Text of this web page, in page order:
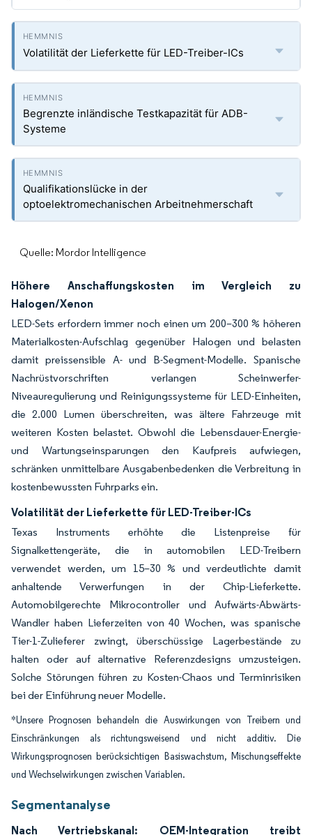
Volatilität der Lieferkette für LED-Treiber-ICs
Begrenzte inländische Testkapazität für ADB-
Systeme
Qualifikationslücke in der
optoelektromechanischen Arbeitnehmerschaft
Quelle: Mordor Intelligence
Höhere Anschaffungskosten im Vergleich zu
Halogen/Xenon
LED-Sets erfordern immer noch einen um 200–300 % höheren
Materialkosten-Aufschlag gegenüber Halogen und belasten
damit preissensible A- und B-Segment-Modelle. Spanische
Nachrüstvorschriften verlangen Scheinwerfer-
Niveauregulierung und Reinigungssysteme für LED-Einheiten,
die 2.000 Lumen überschreiten, was ältere Fahrzeuge mit
weiteren Kosten belastet. Obwohl die Lebensdauer-Energie-
und Wartungseinsparungen den Kaufpreis aufwiegen,
schränken unmittelbare Ausgabenbedenken die Verbreitung in
kostenbewussten Fuhrparks ein.
Volatilität der Lieferkette für LED-Treiber-ICs
Texas Instruments erhöhte die Listenpreise für
Signalkettengeräte, die in automobilen LED-Treibern
verwendet werden, um 15–30 % und verdeutlichte damit
anhaltende Verwerfungen in der Chip-Lieferkette.
Automobilgerechte Mikrocontroller und Aufwärts-Abwärts-
Wandler haben Lieferzeiten von 40 Wochen, was spanische
Tier-1-Zulieferer zwingt, überschüssige Lagerbestände zu
halten oder auf alternative Referenzdesigns umzusteigen.
Solche Störungen führen zu Kosten-Chaos und Terminrisiken
bei der Einführung neuer Modelle.
*Unsere Prognosen behandeln die Auswirkungen von Treibern und
Einschränkungen als richtungsweisend und nicht additiv. Die
Wirkungsprognosen berücksichtigen Basiswachstum, Mischungseffekte
und Wechselwirkungen zwischen Variablen.
Segmentanalyse
Nach Vertriebskanal: OEM-Integration treibt